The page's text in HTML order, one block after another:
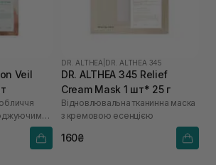
Veil
DR. ALTHEA DR. ALTHEA 345
DR. ALTHEA 345 Relief
Cream Mask 1 шт* 25 г
Відновлювальна тканинна маска
з кремовою есенцією
160₴